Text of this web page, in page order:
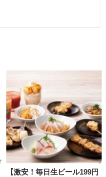
【激安！毎日生ビール199円